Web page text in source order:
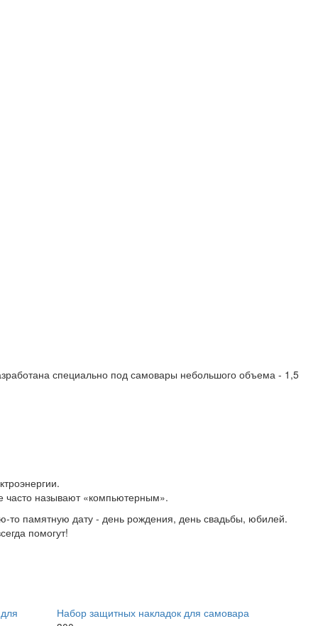
специально под самовары небольшого объема - 1,5
часто называют «компьютерным».
то памятную дату - день рождения, день свадьбы, юбилей.
помогут!
Набор защитных накладок для самовара